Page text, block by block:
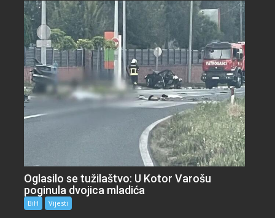
Oglasilo se tužilaštvo: U Kotor Varošu
poginula dvojica mladića
BiH Vijesti